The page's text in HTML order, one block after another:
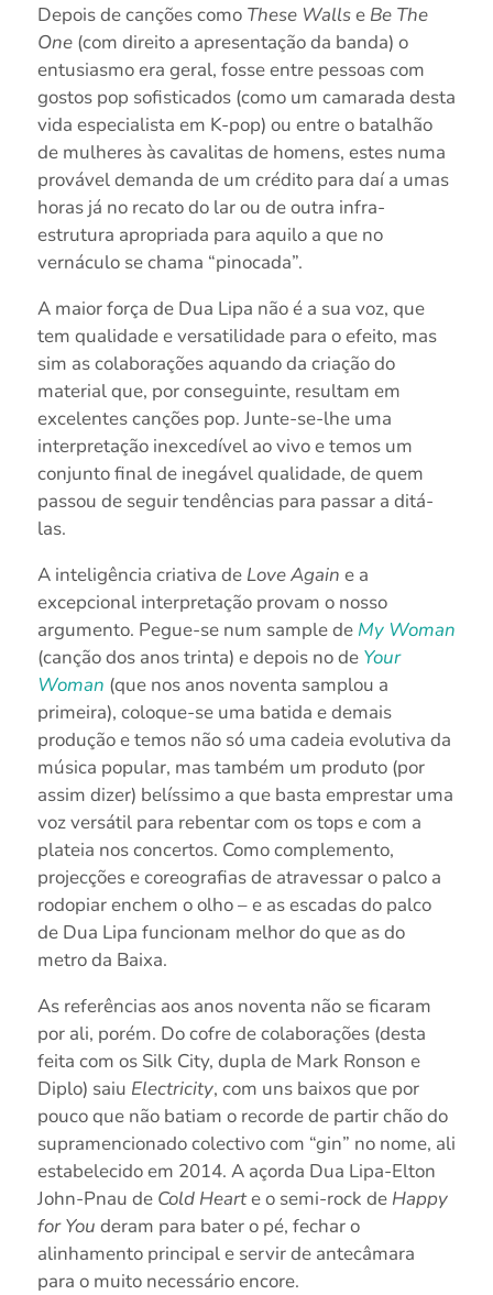
Depois de canções como These Wallse Be The
One (com direito a apresentação da banda) o
entusiasmo era geral, fosse entre pessoas com
gostos pop sofisticados (como um camarada desta
vida especialista em K-pop) ou entre o batalhão
de mulheres às cavalitas de homens, estes numa
provável demanda de um crédito para daí a umas
horas já no recato do lar ou de outra infra-
estrutura apropriada para aquilo a que no
vernáculo se chama “pinocada”.
A maior força de Dua Lipa não é a sua voz, que
tem qualidade e versatilidade para o efeito, mas
sim as colaborações aquando da criação do
material que, por conseguinte, resultam em
excelentes canções pop. Junte-se-lhe uma
interpretação inexcedível ao vivo e temos um
conjunto final de inegável qualidade, de quem
passou de seguir tendências para passar a ditá-
las.
A inteligência criativa de Love Again e a
excepcional interpretação provam o nosso
argumento. Pegue-se num sample de My Woman
(canção dos anos trinta) e depois no de Your
Woman (que nos anos noventa samplou a
primeira), coloque-se uma batida e demais
produção e temos não só uma cadeia evolutiva da
música popular, mas também um produto (por
assim dizer) belíssimo a que basta emprestar uma
voz versátil para rebentar com os tops e com a
plateia nos concertos. Como complemento,
projecções e coreografias de atravessar o palco a
rodopiar enchem o olho – e as escadas do palco
de Dua Lipa funcionam melhor do que as do
metro da Baixa.
As referências aos anos noventa não se ficaram
por ali, porém. Do cofre de colaborações (desta
feita com os Silk City, dupla de Mark Ronson e
Diplo) saiu Electricity, com uns baixos que por
pouco que não batiam o recorde de partir chão do
supramencionado colectivo com “gin” no nome, ali
estabelecido em 2014. A açorda Dua Lipa-Elton
John-Pnau de Cold Hearte o semi-rock de Happy
for You deram para bater o pé, fechar o
alinhamento principal e servir de antecâmara
para o muito necessário encore.